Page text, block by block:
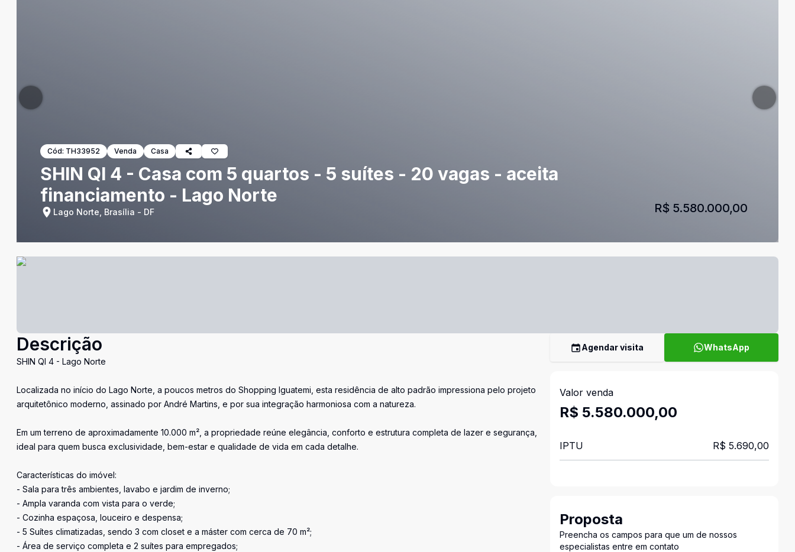
Cód: TH33952 Venda Casa
SHIN QI 4 - Casa com 5 quartos - 5 suítes - 20 vagas - aceita
financiamento - Lago Norte
Lago Norte, Brasília - DF R$ 5.580.000,00
Descrição
SHIN QI 4 - Lago Norte
Localizada no início do Lago Norte, a poucos metros do Shopping Iguatemi, esta residência de alto padrão impressiona pelo projeto
arquitetônico moderno, assinado por André Martins, e por sua integração harmoniosa com a natureza.
Em um terreno de aproximadamente 10.000 m², a propriedade reúne elegância, conforto e estrutura completa de lazer e segurança,
ideal para quem busca exclusividade, bem-estar e qualidade de vida em cada detalhe.
Características do imóvel:
- Sala para três ambientes, lavabo e jardim de inverno;
- Ampla varanda com vista para o verde;
- Cozinha espaçosa, louceiro e despensa;
- 5 Suítes climatizadas, sendo 3 com closet e a máster com cerca de 70 m²;
- Área de serviço completa e 2 suítes para empregados;
Agendar visita WhatsApp
Valor venda
R$ 5.580.000,00
IPTU R$ 5.690,00
Proposta
Preencha os campos para que um de nossos
especialistas entre em contato